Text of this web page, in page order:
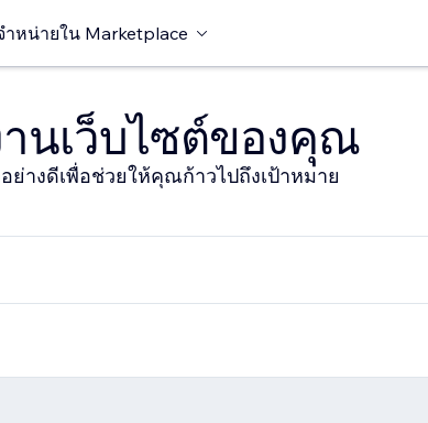
ำหน่ายใน Marketplace
นเว็บไซต์ของคุณ
างดีเพื่อช่วยให้คุณก้าวไปถึงเป้าหมาย